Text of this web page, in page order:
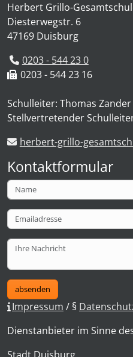
Herbert Grillo-
Diesterwegstr. 6
47169 Duisburg
0203 - 544 23 0
0203 - 544 23 16
Schulleiter: Thomas Zander
Stellvertretender
herbert-grillo-
Kontaktformular
absenden
Impressum / §
Dienstanbieter im Sinne